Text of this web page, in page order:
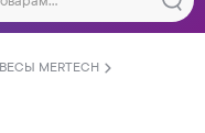
MERTECH